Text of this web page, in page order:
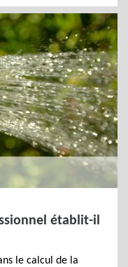
établit-il
le calcul de la